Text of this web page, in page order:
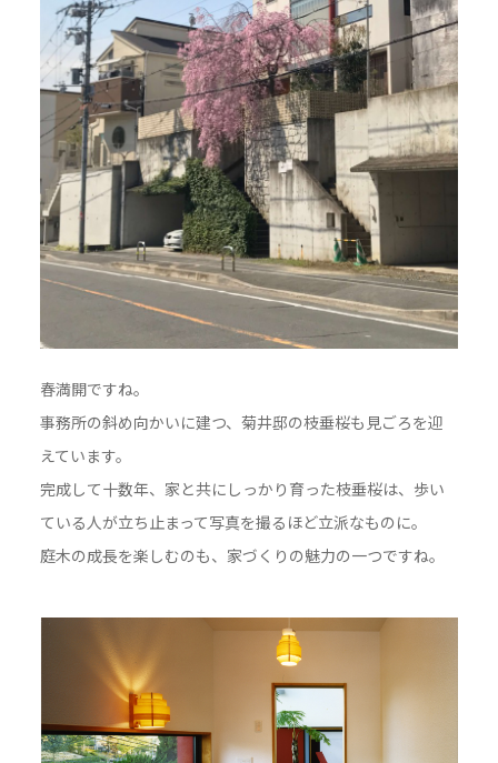
春満開ですね。
事務所の斜め向かいに建つ、菊井邸の枝垂桜も見ごろを迎
えています。
完成して十数年、家と共にしっかり育った枝垂桜は、歩い
ている人が立ち止まって写真を撮るほど立派なものに。
庭木の成長を楽しむのも、家づくりの魅力の一つですね。